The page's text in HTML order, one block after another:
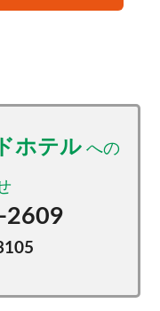
ホテル
2609